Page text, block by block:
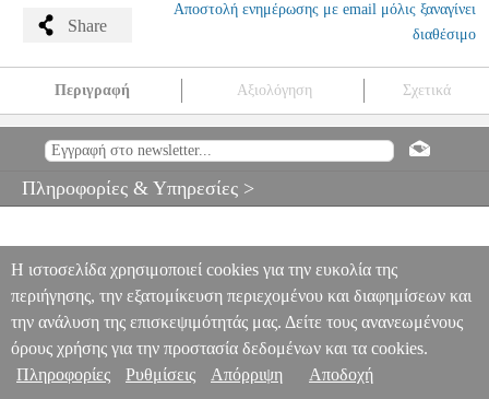
Share
Αποστολή ενημέρωσης με email μόλις ξαναγίνει
διαθέσιμο
Περιγραφή Αξιολόγηση Σχετικά
MSC.601776 RICORDI
ΜΟΥΣΙΚΑ ΒΙΒΛΙΑ
MATRIMONIO
Πληροφορίες & Υπηρεσίες >
Η ιστοσελίδα χρησιμοποιεί cookies για την ευκολία της
περιήγησης, την εξατομίκευση περιεχομένου και διαφημίσεων και
την ανάλυση της επισκεψιμότητάς μας. Δείτε τους ανανεωμένους
όρους χρήσης για την προστασία δεδομένων και τα cookies.
Πληροφορίες
Ρυθμίσεις Απόρριψη Αποδοχή